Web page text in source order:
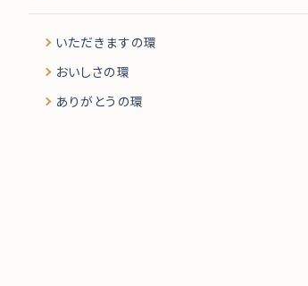
いただきますの環
おいしさの環
ありがとうの環